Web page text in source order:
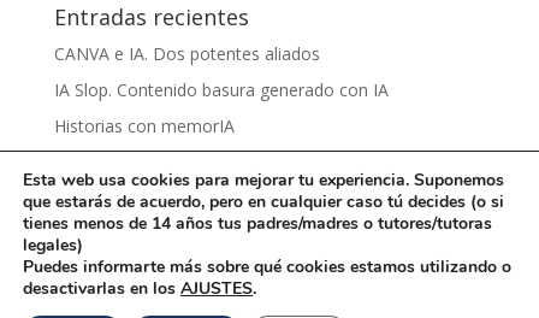
Entradas recientes
CANVA e IA. Dos potentes aliados
IA Slop. Contenido basura generado con IA
Historias con memorIA
Ciberbullying by Damaris Grijalva
Esta web usa cookies para mejorar tu experiencia. Suponemos
que estarás de acuerdo, pero en cualquier caso tú decides (o si
tienes menos de 14 años tus padres/madres o tutores/tutoras
legales)
Puedes informarte más sobre qué cookies estamos utilizando o
desactivarlas en los AJUSTES.